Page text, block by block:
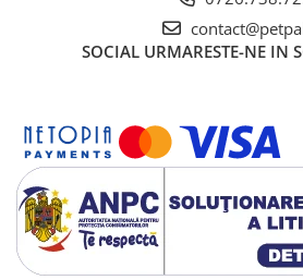
SOCIAL URMARESTE-NE IN